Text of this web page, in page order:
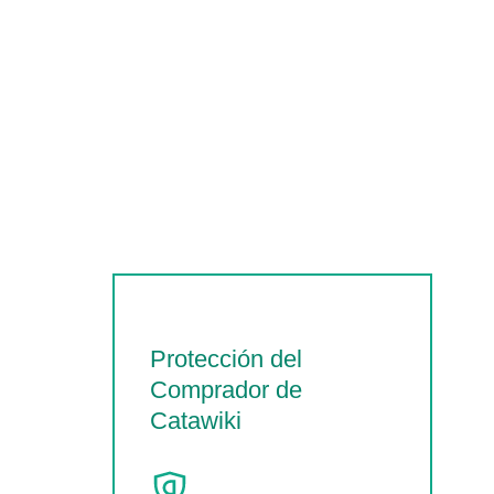
Protección del
Comprador de
Catawiki